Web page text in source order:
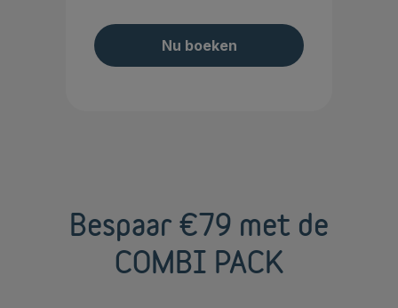
Nu boeken
Bespaar €79 met de
COMBI PACK